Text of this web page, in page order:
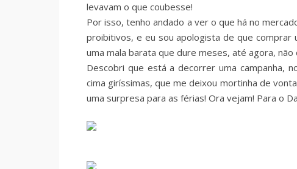
levavam o que coubesse!
Por isso, tenho andado a ver o que há no
proibitivos, e eu sou apologista de que comprar
uma mala barata que dure meses, até agora, não
Descobri que está a decorrer uma campanha,
cima giríssimas, que me deixou mortinha de
uma surpresa para as férias! Ora vejam! Para o